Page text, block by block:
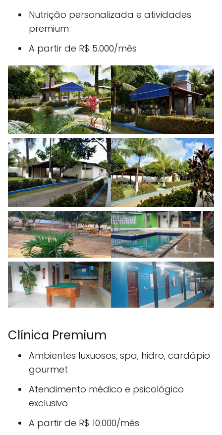
Nutrição personalizada e atividades
premium
A partir de R$ 5.000/mês
Clínica Premium
Ambientes luxuosos, spa, hidro, cardápio
gourmet
Atendimento médico e psicológico
exclusivo
A partir de R$ 10.000/mês